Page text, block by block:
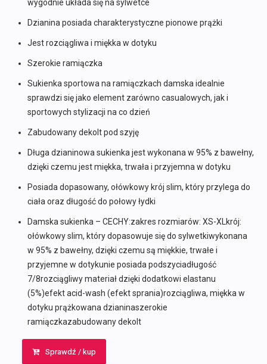
wygodnie układa się na sylwetce
Dzianina posiada charakterystyczne pionowe prążki
Jest rozciągliwa i miękka w dotyku
Szerokie ramiączka
Sukienka sportowa na ramiączkach damska idealnie
sprawdzi się jako element zarówno casualowych, jak i
sportowych stylizacji na co dzień
Zabudowany dekolt pod szyję
Długa dzianinowa sukienka jest wykonana w 95% z bawełny,
dzięki czemu jest miękka, trwała i przyjemna w dotyku
Posiada dopasowany, ołówkowy krój slim, który przylega do
ciała oraz długość do połowy łydki
Damska sukienka – CECHY:zakres rozmiarów: XS-XLkrój:
ołówkowy slim, który dopasowuje się do sylwetkiwykonana
w 95% z bawełny, dzięki czemu są miękkie, trwałe i
przyjemne w dotykunie posiada podszyciadługość
7/8rozciągliwy materiał dzięki dodatkowi elastanu
(5%)efekt acid-wash (efekt sprania)rozciągliwa, miękka w
dotyku prążkowana dzianinaszerokie
ramiączkazabudowany dekolt
Sprawdź / kup